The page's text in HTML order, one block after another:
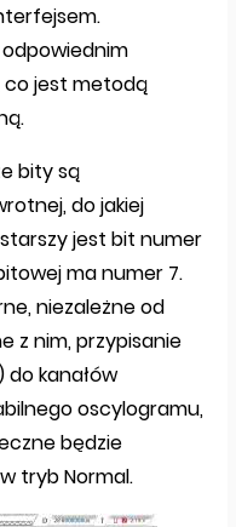
co jest metodą
bity są
do jakiej
jest bit numer
ma numer 7.
niezależne od
z nim, przypisanie
do kanałów
oscylogramu,
będzie
tryb Normal.